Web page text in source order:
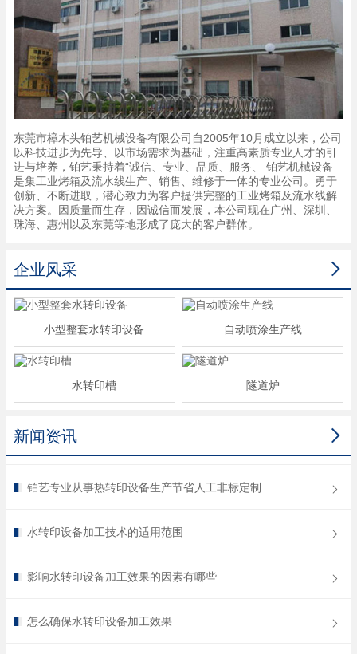
东莞市樟木头铂艺机械设备有限公司自2005年10月成立以来，公司
以科技进步为先导、以市场需求为基础，注重高素质专业人才的引
进与培养，铂艺秉持着“诚信、专业、品质、服务、 铂艺机械设备
是集工业烤箱及流水线生产、销售、维修于一体的专业公司。勇于
创新、不断进取，潜心致力为客户提供完整的工业烤箱及流水线解
决方案。因质量而生存，因诚信而发展，本公司现在广州、深圳、
珠海、惠州以及东莞等地形成了庞大的客户群体。

企业风采
小型整套水转印设备 自动喷涂生产线
水转印槽 隧道炉

新闻资讯
铂艺专业从事热转印设备生产节省人工非标定制
水转印设备加工技术的适用范围
影响水转印设备加工效果的因素有哪些
怎么确保水转印设备加工效果